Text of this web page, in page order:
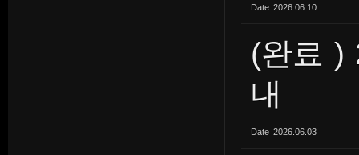
Date 2026.06.10
(완료 )
내
Date 2026.06.03